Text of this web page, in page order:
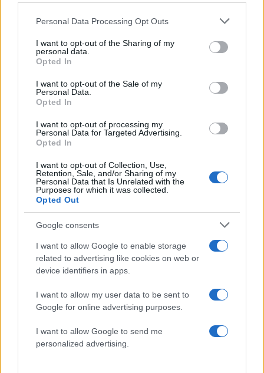
Please note that this website/app uses one or more Google
not limited to your visit or usage behaviour. You may click to
grant or deny consent to Google and its third-party tags to
use your data for below specified purposes in below Google
consent section.
Personal Data Processing Opt Outs
I want to opt-out of the Sharing of my
personal data.
Opted In
I want to opt-out of the Sale of my
Personal Data.
Opted In
I want to opt-out of processing my
Personal Data for Targeted Advertising.
Opted In
I want to opt-out of Collection, Use,
Retention, Sale, and/or Sharing of my
Personal Data that Is Unrelated with the
Purposes for which it was collected.
Opted Out
Google consents
I want to allow Google to enable storage
related to advertising like cookies on web or
device identifiers in apps.
I want to allow my user data to be sent to
Google for online advertising purposes.
I want to allow Google to send me
personalized advertising.
15.05.19
Λεβέντης: Θα πάρουμε πάνω από 5% στις
ευρωεκλογές
07.05.19
Ένωση Κεντρώων: Ο πρωθυπουργός